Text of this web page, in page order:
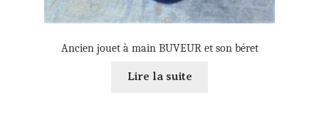
Ancien jouet à main BUVEUR et son béret
Lire la suite